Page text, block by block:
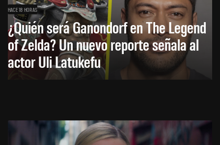
HACE 18 HORAS
¿Quién será Ganondorf en The Legend
of Zelda? Un nuevo reporte señala al
actor Uli Latukefu